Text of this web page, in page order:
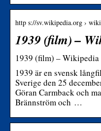
http s://sv.wikipedia.org ›
1939 (film) –
1939 (film) – Wikipedia
1939 är en svensk
Sverige den 25
Göran Carmback och
Brännström och …